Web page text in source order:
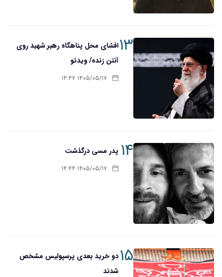
۱۳افشای محل پناهگاه‌ رهبر شهید روی
آنتن زنده/ ویدئو
۱۴۰۵/۰۵/۱۷ ۱۴:۴۷
۱۴ پدر مسی درگذشت
۱۴۰۵/۰۵/۱۷ ۱۴:۴۴
۱۵دو خرید بعدی پرسپولیس مشخص
شدند